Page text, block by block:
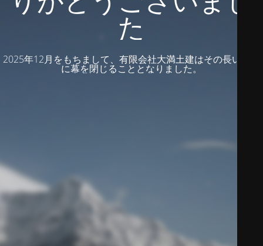
た
2025年12月をもちまして、有限会社大満土建はその長い歴史
に幕を閉じることとなりました。